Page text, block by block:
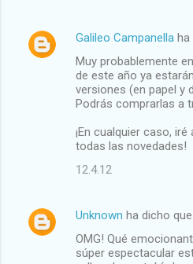
Galileo Campanella ha
Muy probablemente
de este año ya
versiones (en papel y
Podrás comprarlas a
¡En cualquier caso,
todas las novedades!
12.4.12
Unknown ha dicho que…
OMG! Qué
súper espectacular